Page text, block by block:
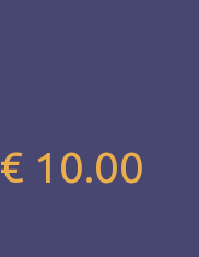
€ 10.00